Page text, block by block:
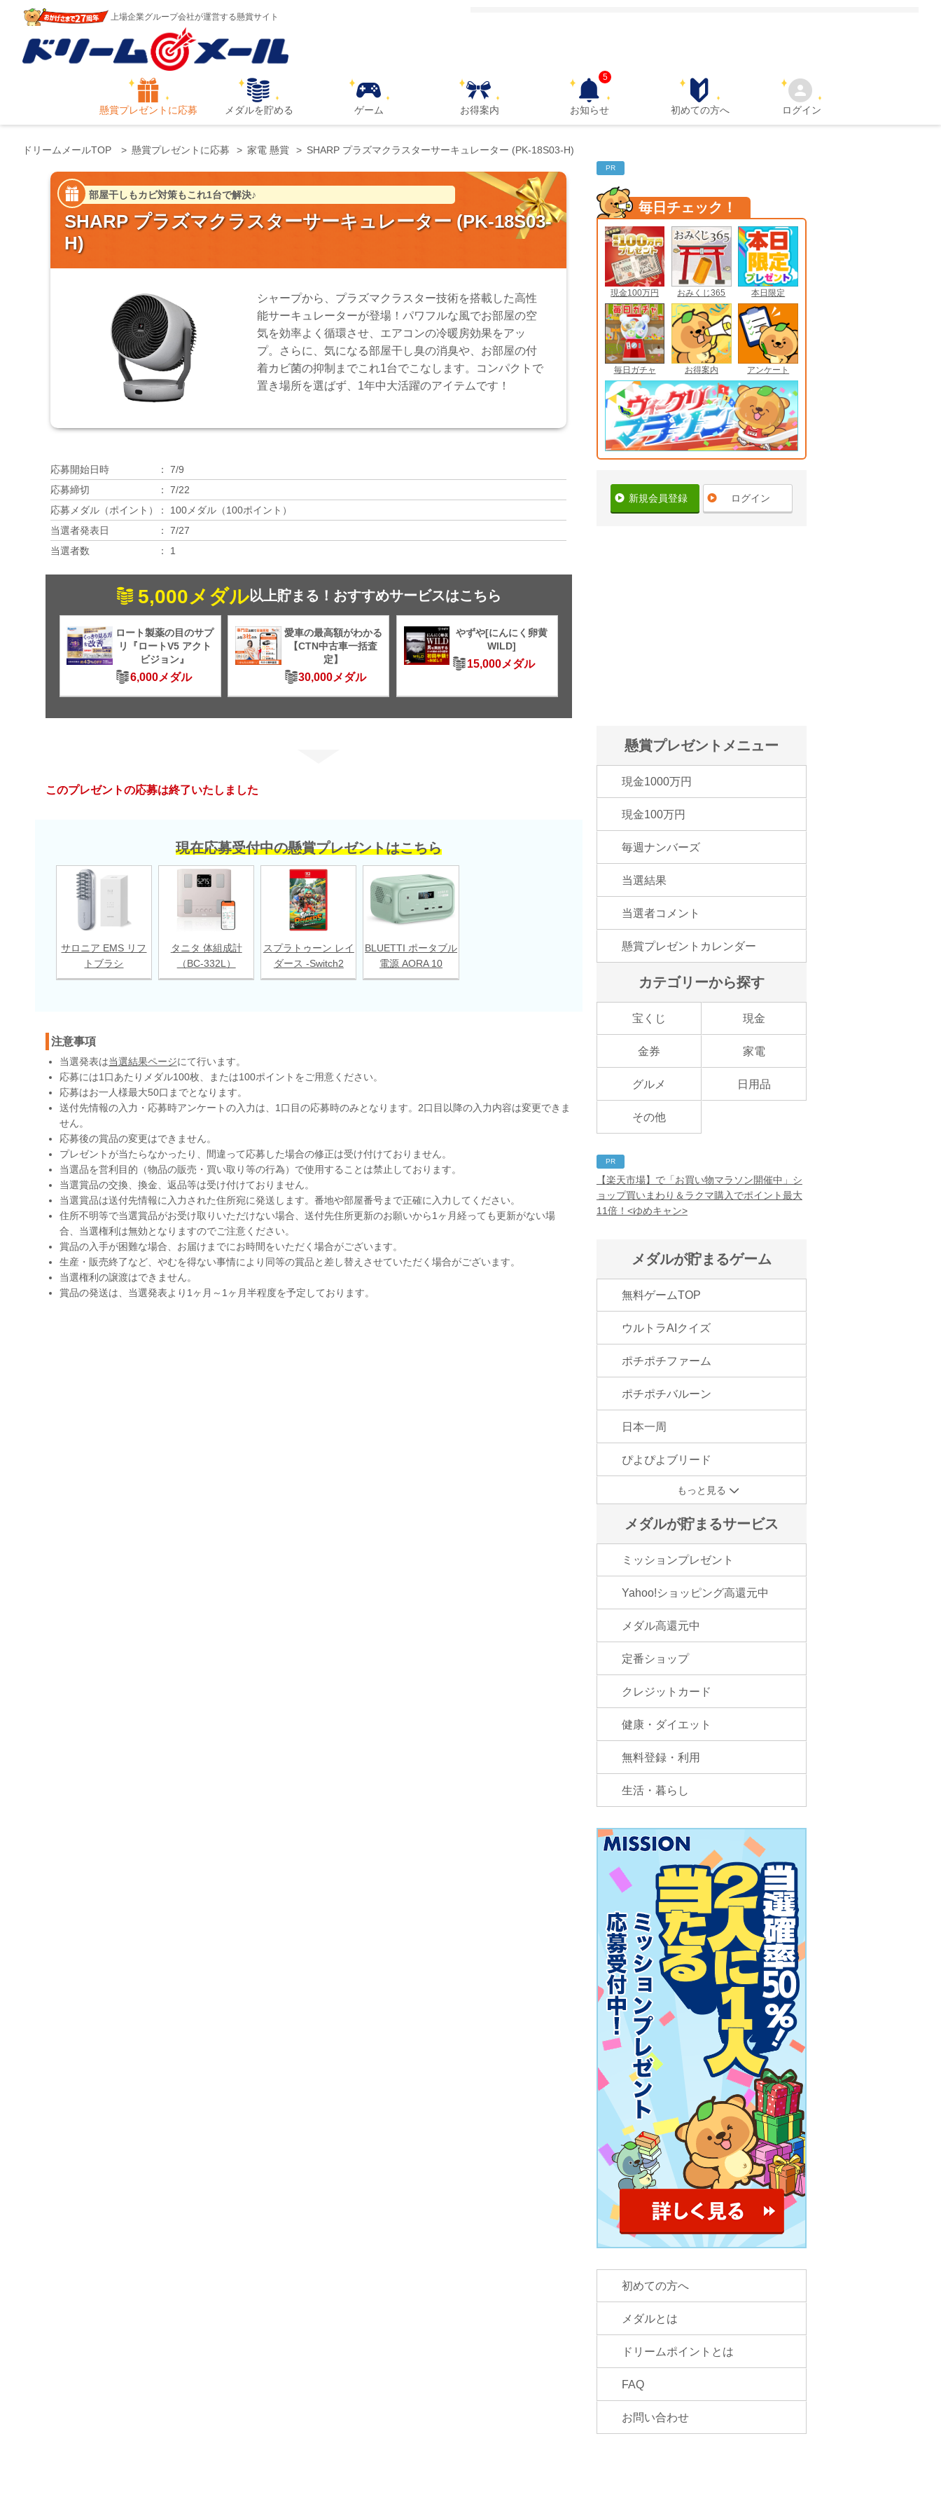
上場企業グループ会社が運営する懸賞サイト
懸賞プレゼントに応募 メダルを貯める ゲーム お得案内 お知らせ
5
初めての方へ ログイン
ドリームメールTOP 懸賞プレゼントに応募 家電 懸賞 SHARP プラズマクラスターサーキュレーター (PK-18S03-H)
部屋干しもカビ対策もこれ1台で解決♪
SHARP プラズマクラスターサーキュレーター (PK-18S03-
H)
シャープから、プラズマクラスター技術を搭載した高性
能サーキュレーターが登場！パワフルな風でお部屋の空
気を効率よく循環させ、エアコンの冷暖房効果をアッ
プ。さらに、気になる部屋干し臭の消臭や、お部屋の付
着カビ菌の抑制までこれ1台でこなします。コンパクトで
置き場所を選ばず、1年中大活躍のアイテムです！
応募開始日時
7/9
応募締切
7/22
応募メダル（ポイント）
100メダル（100ポイント）
当選者発表日
7/27
当選者数
1
5,000メダル以上貯まる！おすすめサービスはこちら
ロート製薬の目のサプ
リ『ロートV5 アクト
ビジョン』
6,000メダル
愛車の最高額がわかる
【CTN中古車一括査
定】
30,000メダル
やずや[にんにく卵黄
WILD]
15,000メダル
このプレゼントの応募は終了いたしました
現在応募受付中の懸賞プレゼントはこちら
サロニア EMS リフ
トブラシ
タニタ 体組成計
（BC-332L）
スプラトゥーン レイ
ダース -Switch2
BLUETTI ポータブル
電源 AORA 10
注意事項
当選発表は当選結果ページにて行います。
応募には1口あたりメダル100枚、または100ポイントをご用意ください。
応募はお一人様最大50口までとなります。
送付先情報の入力・応募時アンケートの入力は、1口目の応募時のみとなります。2口目以降の入力内容は変更できま
せん。
応募後の賞品の変更はできません。
プレゼントが当たらなかったり、間違って応募した場合の修正は受け付けておりません。
当選品を営利目的（物品の販売・買い取り等の行為）で使用することは禁止しております。
当選賞品の交換、換金、返品等は受け付けておりません。
当選賞品は送付先情報に入力された住所宛に発送します。番地や部屋番号まで正確に入力してください。
住所不明等で当選賞品がお受け取りいただけない場合、送付先住所更新のお願いから1ヶ月経っても更新がない場
合、当選権利は無効となりますのでご注意ください。
賞品の入手が困難な場合、お届けまでにお時間をいただく場合がございます。
生産・販売終了など、やむを得ない事情により同等の賞品と差し替えさせていただく場合がございます。
当選権利の譲渡はできません。
賞品の発送は、当選発表より1ヶ月～1ヶ月半程度を予定しております。
PR
毎日チェック！
現金100万円 おみくじ365 本日限定
毎日ガチャ お得案内 アンケート
新規会員登録 ログイン
懸賞プレゼントメニュー
現金1000万円
現金100万円
毎週ナンバーズ
当選結果
当選者コメント
懸賞プレゼントカレンダー
カテゴリーから探す
宝くじ 現金
金券 家電
グルメ 日用品
その他
PR
【楽天市場】で「お買い物マラソン開催中」シ
ョップ買いまわり＆ラクマ購入でポイント最大
11倍！<ゆめキャン>
メダルが貯まるゲーム
無料ゲームTOP
ウルトラAIクイズ
ポチポチファーム
ポチポチバルーン
日本一周
ぴよぴよブリード
もっと見る
メダルが貯まるサービス
ミッションプレゼント
Yahoo!ショッピング高還元中
メダル高還元中
定番ショップ
クレジットカード
健康・ダイエット
無料登録・利用
生活・暮らし
初めての方へ
メダルとは
ドリームポイントとは
FAQ
お問い合わせ